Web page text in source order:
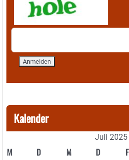
Kalender
Juli 2025
M D M D F